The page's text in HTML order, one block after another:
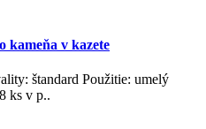
kameňa v kazete
štandard Použitie: umelý
ks v p..